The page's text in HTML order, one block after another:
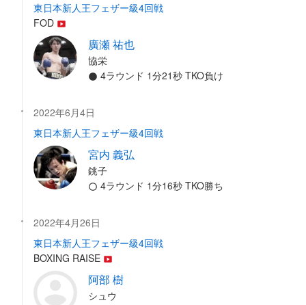
東日本新人王フェザー級4回戦
FOD
廣瀬 祐也
協栄
4ラウンド 1分21秒 TKO負け
2022年6月4日
東日本新人王フェザー級4回戦
宮内 義弘
銚子
4ラウンド 1分16秒 TKO勝ち
2022年4月26日
東日本新人王フェザー級4回戦
BOXING RAISE
阿部 樹
シュウ